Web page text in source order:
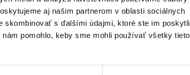
aj našim partnerom v oblasti sociálnych
skombinovať s ďalšími údajmi, ktoré ste im poskytli
pomohlo, keby sme mohli používať všetky tieto